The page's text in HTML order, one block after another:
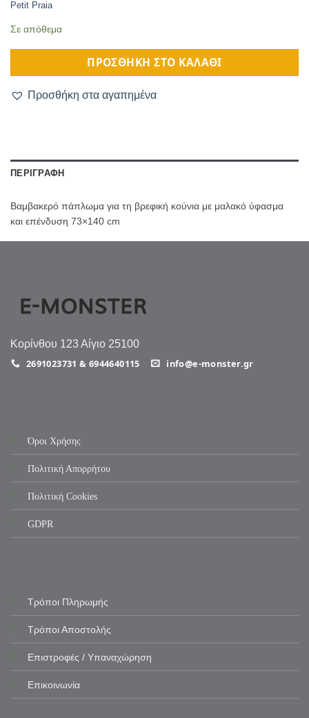
Petit Praia
Σε απόθεμα
ΠΡΟΣΘΉΚΗ ΣΤΟ ΚΑΛΆΘΙ
Προσθήκη στα αγαπημένα
ΠΕΡΙΓΡΑΦΉ
Βαμβακερό πάπλωμα για τη βρεφική κούνια με μαλακό ύφασμα
και επένδυση 73×140 cm
Κορίνθου 123 Αίγιο 25100
2691023731 & 6944640115 info@e-monster.gr
Όροι Χρήσης
Πολιτική Απορρήτου
Πολιτική Cookies
GDPR
Τρόποι Πληρωμής
Τρόποι Αποστολής
Επιστροφές / Υπαναχώρηση
Επικοινωνία